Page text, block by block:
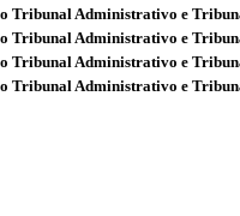
Tribunal Administrativo e
Tribunal Administrativo e
Tribunal Administrativo e
Tribunal Administrativo e